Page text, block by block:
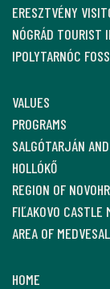
ERESZTVÉNY
NÓGRÁD TOURIST
IPOLYTARNÓC
VALUES
PROGRAMS
SALGÓTARJÁN
HOLLÓKŐ
REGION OF
FIĽAKOVO CASTLE
AREA OF
HOME